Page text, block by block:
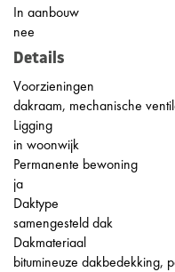
In aanbouw
nee
Details
Voorzieningen
dakraam, mechanische
Ligging
in woonwijk
Permanente bewoning
ja
Daktype
samengesteld dak
Dakmateriaal
bitumineuze dakbedekking,